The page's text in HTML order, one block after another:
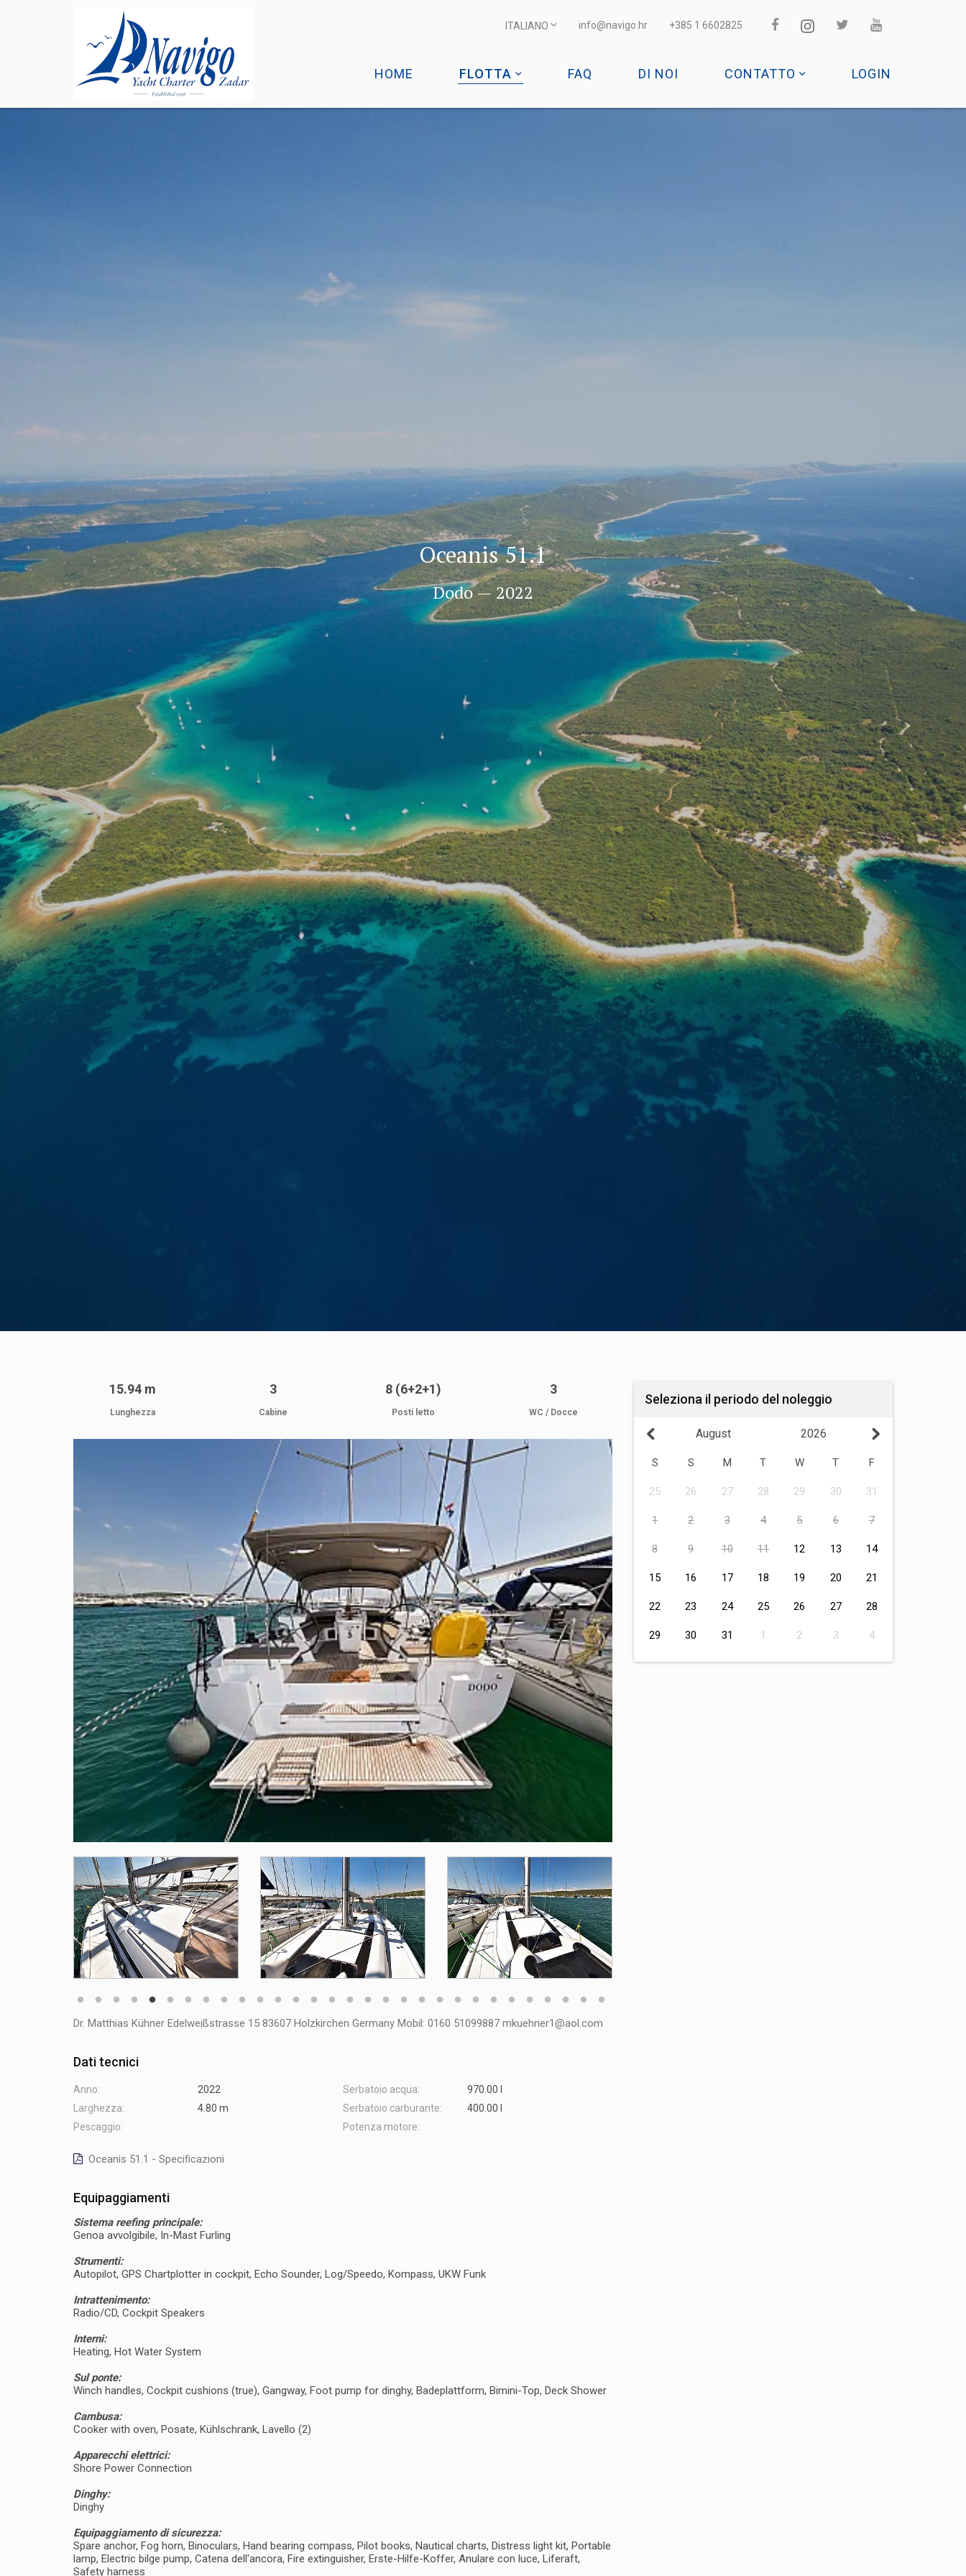
ITALIANO info@navigo.hr +385 1 6602825
HOME FLOTTA FAQ DI NOI CONTATTO LOGIN
Oceanis 51.1
Dodo — 2022
15.94 m
Lunghezza
3
Cabine
8 (6+2+1)
Posti letto
3
WC / Docce
Dr. Matthias Kühner Edelweißstrasse 15 83607 Holzkirchen Germany Mobil: 0160 51099887 mkuehner1@aol.com
Dati tecnici
Anno:
2022
Larghezza:
4.80 m
Pescaggio:
Serbatoio acqua:
970.00 l
Serbatoio carburante:
400.00 l
Potenza motore:
Oceanis 51.1 - Specificazioni
Equipaggiamenti
Sistema reefing principale:
Genoa avvolgibile, In-Mast Furling
Strumenti:
Autopilot, GPS Chartplotter in cockpit, Echo Sounder, Log/Speedo, Kompass, UKW Funk
Intrattenimento:
Radio/CD, Cockpit Speakers
Interni:
Heating, Hot Water System
Sul ponte:
Winch handles, Cockpit cushions (true), Gangway, Foot pump for dinghy, Badeplattform, Bimini-Top, Deck Shower
Cambusa:
Cooker with oven, Posate, Kühlschrank, Lavello (2)
Apparecchi elettrici:
Shore Power Connection
Dinghy:
Dinghy
Equipaggiamento di sicurezza:
Spare anchor, Fog horn, Binoculars, Hand bearing compass, Pilot books, Nautical charts, Distress light kit, Portable
lamp, Electric bilge pump, Catena dell'ancora, Fire extinguisher, Erste-Hilfe-Koffer, Anulare con luce, Liferaft,
Safety harness
Seleziona il periodo del noleggio
2026
August
S S M T W T F
25 26 27 28 29 30 31
1 2 3 4 5 6 7
8 9 10 11 12 13 14
15 16 17 18 19 20 21
22 23 24 25 26 27 28
29 30 31 1 2 3 4